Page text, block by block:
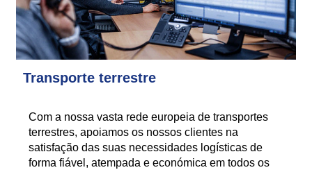
Transporte terrestre
Com a nossa vasta rede europeia de transportes
terrestres, apoiamos os nossos clientes na
satisfação das suas necessidades logísticas de
forma fiável, atempada e económica em todos os